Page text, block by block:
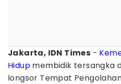
Jakarta, IDN Times -
Hidup membidik tersangka
longsor Tempat